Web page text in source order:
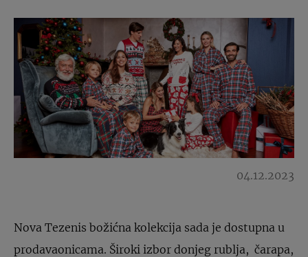
04.12.2023
Nova Tezenis božićna kolekcija sada je dostupna u
prodavaonicama. Široki izbor donjeg rublja, čarapa,